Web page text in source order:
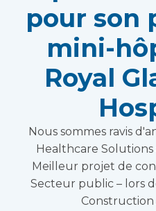
pour son
mini-
Royal
Nous sommes ravis
Healthcare
Meilleur projet de
Secteur public – lors
Construction